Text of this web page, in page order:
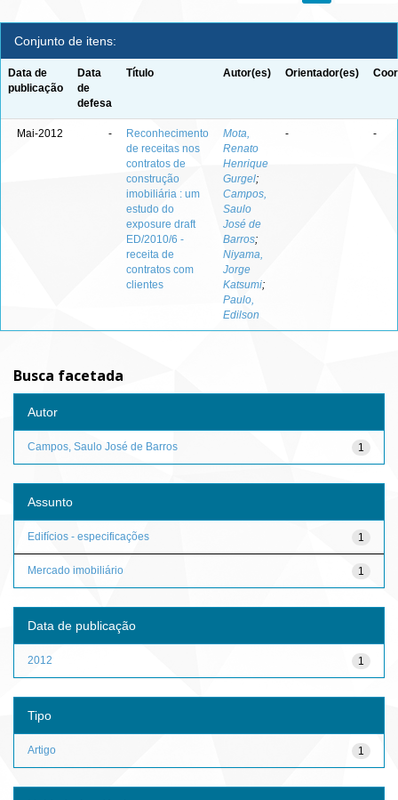
Conjunto de itens:
Data de
publicação
Data
de
defesa
Título Autor(es) Orientador(es)
Mai-2012 -
Reconhecimento
de receitas nos
contratos de
construção
imobiliária : um
estudo do
exposure draft
ED/2010/6 -
receita de
contratos com
clientes
Mota,
Renato
Henrique
Gurgel;
Campos,
Saulo
José de
Barros;
Niyama,
Jorge
Katsumi;
Paulo,
Edilson
- -
Busca facetada
Autor
1
Campos, Saulo José de Barros
Assunto
1
Edifícios - especificações
1
Mercado imobiliário
Data de publicação
1
2012
Tipo
1
Artigo